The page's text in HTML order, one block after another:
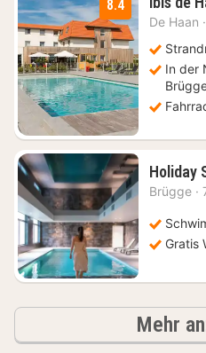
8.4
De Haan ·
In der
Holiday
Brügge ·
Gratis
Mehr